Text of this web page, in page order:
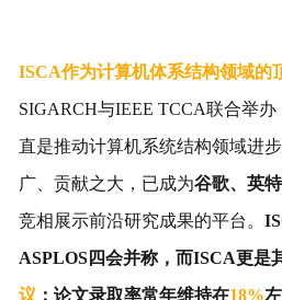
ISCA作为计算机体系结构领域的
SIGARCH与IEEE TCCA联合举
直是推动计算机系统结构领域进
广、贡献之大，已成为谷歌、英
竞相展示前沿研究成果的平台。
ASPLOS四会并称，而ISCA更是
议 ；论文录取率常年维持在18%左